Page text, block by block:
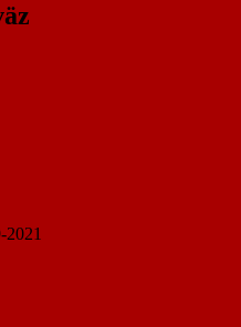
2021